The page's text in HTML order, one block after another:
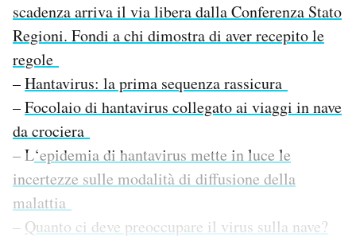
scadenza arriva il via libera dalla Conferenza Stato
Regioni. Fondi a chi dimostra di aver recepito le
regole
–Hantavirus: la prima sequenza rassicura
–Focolaio di hantavirus collegato ai viaggi in nave
da crociera
– L‘epidemia di hantavirus mette in luce le
incertezze sulle modalità di diffusione della
malattia
– Quanto ci deve preoccupare il virus sulla nave?